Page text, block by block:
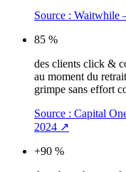
Source : Waitwhile
85 %
des clients click &
au moment du
grimpe sans effort
Source : Capital
2024 ↗
+90 %